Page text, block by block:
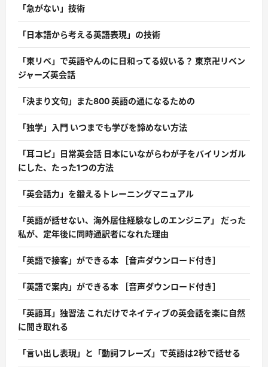
「急がない」技術
「日本語から考える英語表現」の技術
「東リベ」で英語やんのに日和ってる奴いる？ 東京卍リベン
ジャーズ英会話
「決まり文句」また800 英語の通になるための
「独学」入門 いつまでも学びを諦めない方法
「耳コピ」日常英会話 日本にいながらわが子をバイリンガル
にした、たった1つの方法
「英会話力」を鍛えるトレーニングマニュアル
「英語が話せない、海外居住経験なしのエンジニア」 だった
私が、定年後に同時通訳者になれた理由
「英語で接客」ができる本 ［音声ダウンロード付き］
「英語で案内」ができる本 ［音声ダウンロード付き］
「英語耳」独習法 これだけでネイティブの英会話を楽に自然
に聞き取れる
「言い出し表現」と「動詞フレーズ」で英語は2秒で話せる